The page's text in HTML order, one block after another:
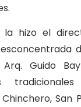
la hizo el
Arq. Guido
San